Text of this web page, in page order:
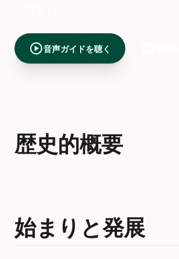
play_circle音声ガイドを聴く
歴史的概要
始まりと発展